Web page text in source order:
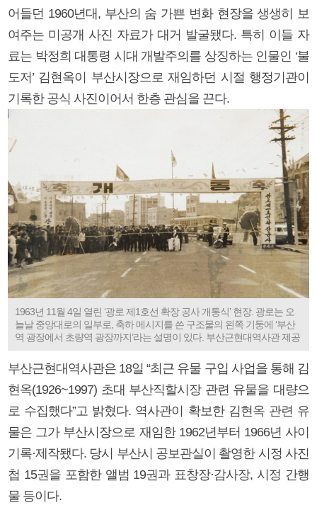
어들던 1960년대, 부산의 숨 가쁜 변화 현장을 생생히 보
여주는 미공개 사진 자료가 대거 발굴됐다. 특히 이들 자
료는 박정희 대통령 시대 개발주의를 상징하는 인물인 ‘불
도저’ 김현옥이 부산시장으로 재임하던 시절 행정기관이
기록한 공식 사진이어서 한층 관심을 끈다.
1963년 11월 4일 열린 ‘광로 제1호선 확장 공사 개통식’ 현장. 광로는 오
늘날 중앙대로의 일부로, 축하 메시지를 쓴 구조물의 왼쪽 기둥에 ‘부산
역 광장에서 초량역 광장까지’라는 설명이 있다. 부산근현대역사관 제공
부산근현대역사관은 18일 “최근 유물 구입 사업을 통해 김
현옥(1926~1997) 초대 부산직할시장 관련 유물을 대량으
로 수집했다”고 밝혔다. 역사관이 확보한 김현옥 관련 유
물은 그가 부산시장으로 재임한 1962년부터 1966년 사이
기록·제작됐다. 당시 부산시 공보관실이 촬영한 시정 사진
첩 15권을 포함한 앨범 19권과 표창장·감사장, 시정 간행
물 등이다.